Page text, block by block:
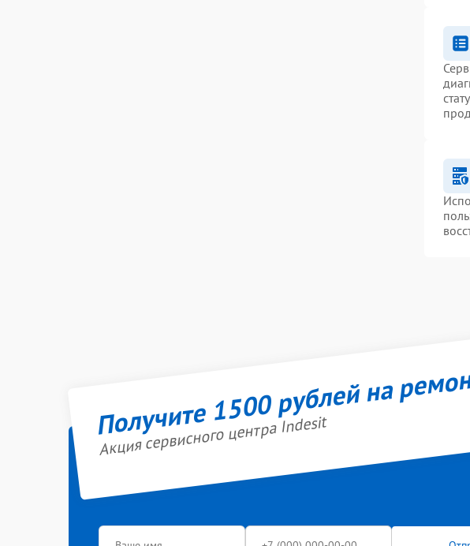
Получите 1500 рублей на
Акция сервисного центра Indesit